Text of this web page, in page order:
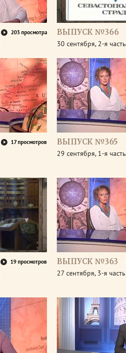
203 просмотра ВЫПУСК №366
30 сентября, 2-я часть
17 просмотров ВЫПУСК №365
29 сентября, 1-я часть
19 просмотров ВЫПУСК №363
27 сентября, 3-я часть